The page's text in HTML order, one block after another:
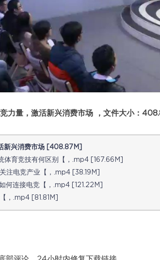
力量，激活新兴消费市场 ，文件大小：
新兴消费市场 [408.87M]
体育竞技有何区别【，.mp4 [167.66M]
注电竞产业【，.mp4 [38.19M]
何连接电竞【，.mp4 [121.22M]
，.mp4 [81.81M]